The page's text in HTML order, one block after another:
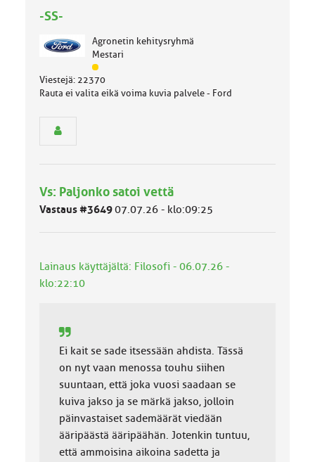
-SS-
Agronetin kehitysryhmä
Mestari
J
ä
s
ä
l
u
a
Viestejä: 22370
Rauta ei valita eikä voima kuvia palvele - Ford
Vs: Paljonko satoi vettä
Vastaus #364907.07.26 - klo:09:25
Lainaus käyttäjältä: Filosofi - 06.07.26 -
klo:22:10
Ei kait se sade itsessään ahdista. Tässä
on nyt vaan menossa touhu siihen
suuntaan, että joka vuosi saadaan se
kuiva jakso ja se märkä jakso, jolloin
päinvastaiset sademäärät viedään
ääripäästä ääripäähän. Jotenkin tuntuu,
että ammoisina aikoina sadetta ja